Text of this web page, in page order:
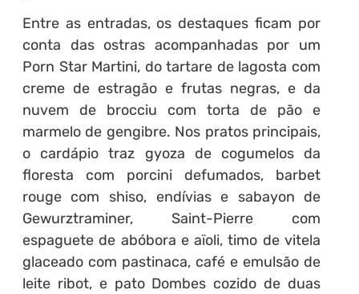
Entre as entradas, os destaques ficam por
conta das ostras acompanhadas por um
Porn Star Martini, do tartare de lagosta com
creme de estragão e frutas negras, e da
nuvem de brocciu com torta de pão e
marmelo de gengibre. Nos pratos principais,
o cardápio traz gyoza de cogumelos da
floresta com porcini defumados, barbet
rouge com shiso, endívias e sabayon de
Gewurztraminer, Saint-Pierre com
espaguete de abóbora e aïoli, timo de vitela
glaceado com pastinaca, café e emulsão de
leite ribot, e pato Dombes cozido de duas